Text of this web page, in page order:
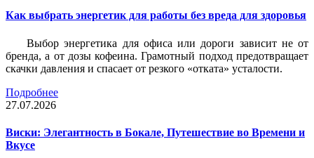
Как выбрать энергетик для работы без вреда для здоровья
Выбор энергетика для офиса или дороги зависит не от
бренда, а от дозы кофеина. Грамотный подход предотвращает
скачки давления и спасает от резкого «отката» усталости.
Подробнее
27.07.2026
Виски: Элегантность в Бокале, Путешествие во Времени и
Вкусе